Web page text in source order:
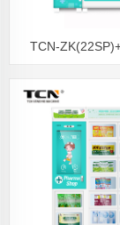
TCN-
automāts
tirdzniecības
Ķirurģisko masku